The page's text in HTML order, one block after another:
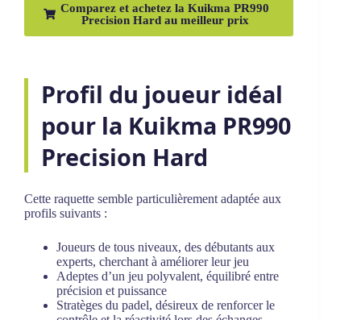
Comparez et achetez la Kuikma PR990
Precision Hard au meilleur prix
Profil du joueur idéal
pour la Kuikma PR990
Precision Hard
Cette raquette semble particulièrement adaptée aux
profils suivants :
Joueurs de tous niveaux, des débutants aux
experts, cherchant à améliorer leur jeu
Adeptes d’un jeu polyvalent, équilibré entre
précision et puissance
Stratèges du padel, désireux de renforcer le